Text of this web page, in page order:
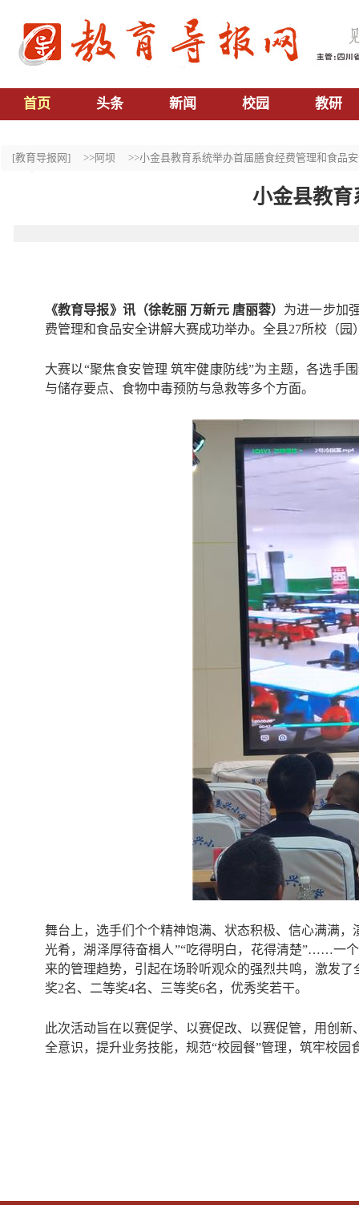
首页 头条 新闻 校园 教研
[教育导报网] >>阿坝 >>小金县教育系统举办首届膳食经费管理和食品
小金县教育
《教育导报》讯（徐乾丽 万新元 唐丽蓉） 为进一步加
费管理和食品安全讲解大赛成功举办。全县27所校（
大赛以“聚焦食安管理 筑牢健康防线”为主题，各选手
与储存要点、食物中毒预防与急救等多个方面。
舞台上，选手们个个精神饱满、状态积极、信心满满
光肴，湖泽厚待奋楫人”“吃得明白，花得清楚”……一
来的管理趋势，引起在场聆听观众的强烈共鸣，激发
奖2名、二等奖4名、三等奖6名，优秀奖若干。
此次活动旨在以赛促学、以赛促改、以赛促管，用创
全意识，提升业务技能，规范“校园餐”管理，筑牢校